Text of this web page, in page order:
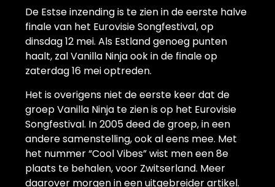
De Estse inzending is te zien in de eerste halve
finale van het Eurovisie Songfestival, op
dinsdag 12 mei. Als Estland genoeg punten
haalt, zal Vanilla Ninja ook in de finale op
zaterdag 16 mei optreden.
Het is overigens niet de eerste keer dat de
groep Vanilla Ninja te zien is op het Eurovisie
Songfestival. In 2005 deed de groep, in een
andere samenstelling, ook al eens mee. Met
het nummer “Cool Vibes” wist men een 8e
plaats te behalen, voor Zwitserland. Meer
daarover morgen in een uitgebreider artikel.